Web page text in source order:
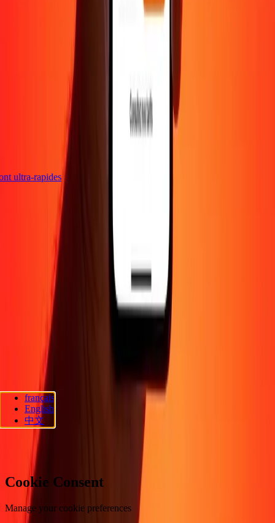
ultra-rapides
Blog
Envoyer de l'argent en
Entreprise Devenir agent
Devenir affilié
Politique de confidentialité
Avis sur les cookies
Promotion Prévention de la fraude
d'accessibilité
Suivez-nous
Ria Lithuania UAB. © 2026 Dandelion Payments, Inc. Tous droits
réservés.
Préférences en matière de cookies
français
English
中文
Cookie Consent
Manage your cookie preferences